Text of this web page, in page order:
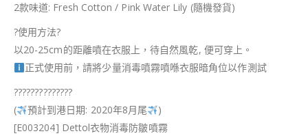
2款味道: Fresh Cotton / Pink Water Lily (隨機發貨)
?使用方法?
以20-25cm的距離噴在衣服上，待自然風乾, 便可穿上。
正式使用前，請將少量消毒噴霧噴喺衣服暗角位以作測試
??????????????
(
預計到港日期: 2020年8月尾
)
[E003204] Dettol衣物消毒防皺噴霧